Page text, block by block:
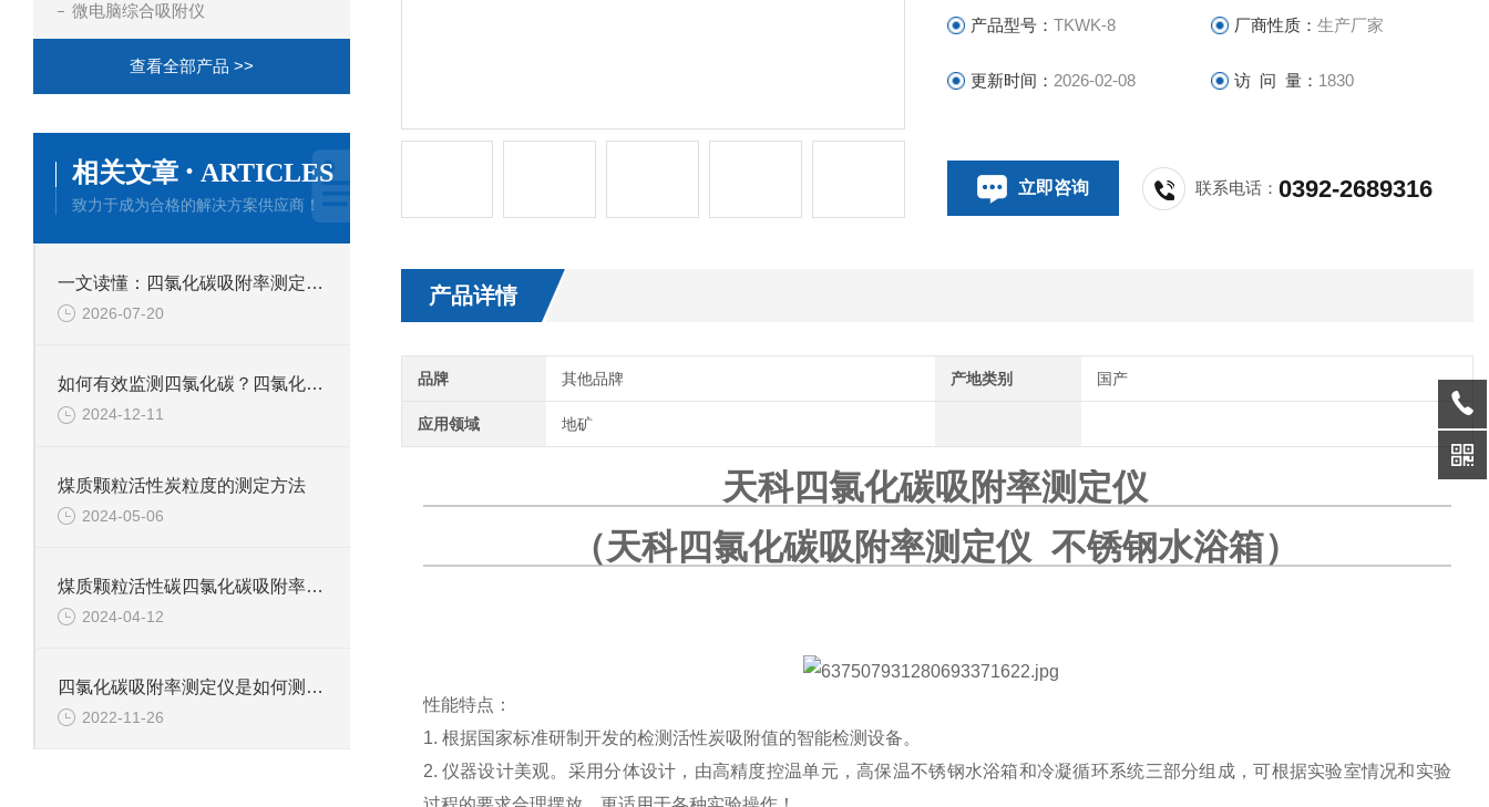
产品型号：TKWK-8 厂商性质： 生产厂家
更新时间： 2026-02-08 访 问 量： 1830
立即咨询 联系电话：0392-2689316
产品详情
品牌 其他品牌 产地类别 国产
应用领域 地矿
天科四氯化碳吸附率测定仪
（天科四氯化碳吸附率测定仪 不锈钢水浴箱）
性能特点：
1. 根据国家标准研制开发的检测活性炭吸附值的智能检测设备。
2. 仪器设计美观。采用分体设计，由高精度控温单元，高保温不锈钢水浴箱和冷凝循环系统三部分组成，可根据实验室情况和实验
微电脑综合吸附仪
查看全部产品 >>
相关文章 · ARTICLES
致力于成为合格的解决方案供应商！
一文读懂：四氯化碳吸附率测定仪的正确使用方法与避坑技巧
2026-07-20
如何有效监测四氯化碳？四氯化碳吸附率测定仪解析
2024-12-11
煤质颗粒活性炭粒度的测定方法
2024-05-06
煤质颗粒活性碳四氯化碳吸附率的测定方法
2024-04-12
四氯化碳吸附率测定仪是如何测定煤中四氯化碳的吸附率?
2022-11-26